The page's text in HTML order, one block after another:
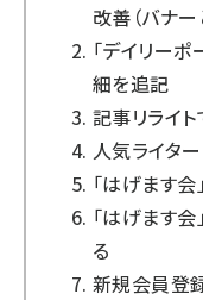
改善（バナー
「デイリー
細を追記
記事リライ
人気ライタ
「はげます
「はげます
る
新規会員登